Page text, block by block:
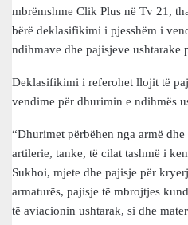
mbrëmshme Clik Plus në Tv 21,
bërë deklasifikimi i pjesshëm i
ndihmave dhe pajisjeve ushtarake
Deklasifikimi i referohet llojit të
vendime për dhurimin e ndihmës
“Dhurimet përbëhen nga armë
artilerie, tanke, të cilat tashmë i
Sukhoi, mjete dhe pajisje për
armaturës, pajisje të mbrojtjes
të aviacionin ushtarak, si dhe